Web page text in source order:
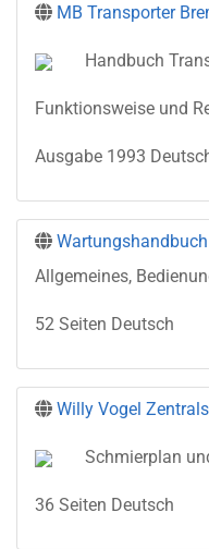
MB Transporter
Handbuch
Funktionsweise und
Ausgabe 1993
Allgemeines,
52 Seiten Deutsch
Willy Vogel
Schmierplan
36 Seiten Deutsch